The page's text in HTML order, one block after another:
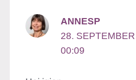
ANNESP
28.
00:09